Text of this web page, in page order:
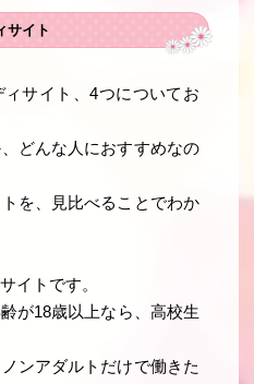
サイト
サイト、4つについてお
どんな人におすすめなの
を、見比べることでわか
イトです。
が18歳以上なら、高校生
ンアダルトだけで働きた